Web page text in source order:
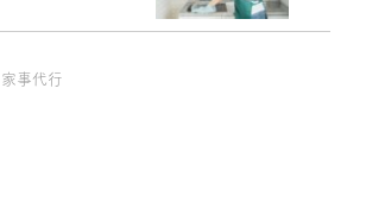
家事代行